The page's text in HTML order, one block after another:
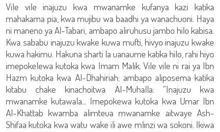
Vile vile inajuzu kwa mwanamke kufanya kazi katika
mahakama pia, kwa mujibu wa baadhi ya wanachuoni. Haya
ni maneno ya Al-Tabari, ambapo aliruhusu jambo hilo kabisa.
Kwa sababu inajuzu kwake kuwa mufti, hivyo inajuzu kwake
kuwa hakimu. Hakuna sharti la uanaume katika hilo, rahi hiyo
imepokelewa kutoka kwa Imam Malik. Vile vile ni rai ya Ibn
Hazm kutoka kwa Al-Dhahiriah; ambapo aliposema katika
kitabu chake kinachoitwa Al-Muhalla: “Inajuzu kwa
mwanamke kutawala... Imepokewa kutoka kwa Umar Ibn
Al-Khattab kwamba alimteua mwanamke aitwaye Ash-
Shifaa kutoka kwa watu wake ili awe mlinzi wa sokoni. Ikiwa